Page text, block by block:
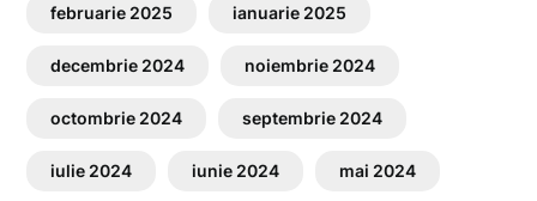
februarie 2025 ianuarie 2025
decembrie 2024 noiembrie 2024
octombrie 2024 septembrie 2024
iulie 2024 iunie 2024 mai 2024